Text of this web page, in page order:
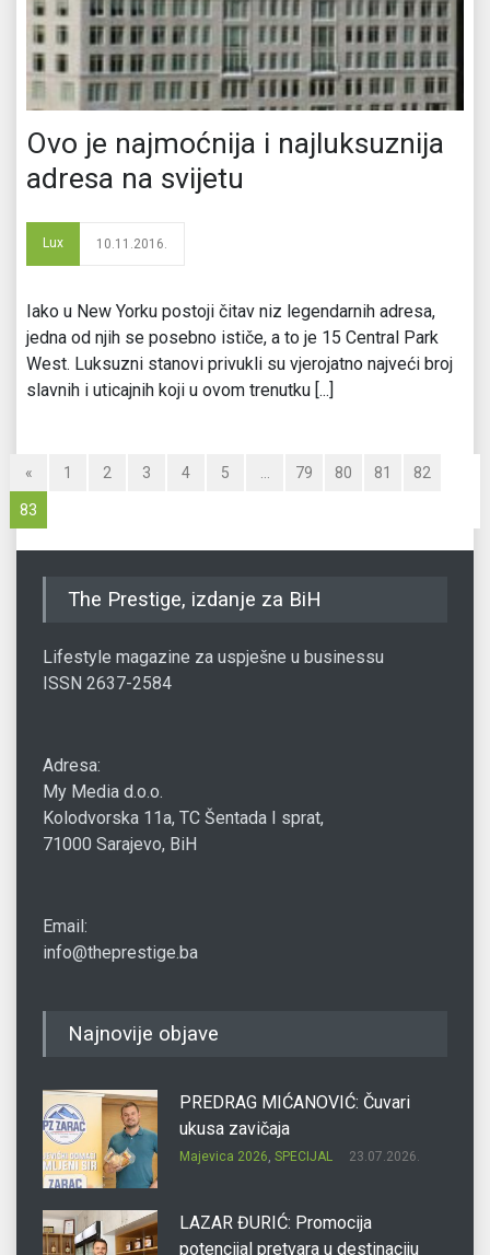
Ovo je najmoćnija i najluksuznija
adresa na svijetu
Lux 10.11.2016.
Iako u New Yorku postoji čitav niz legendarnih adresa,
jedna od njih se posebno ističe, a to je 15 Central Park
West. Luksuzni stanovi privukli su vjerojatno najveći broj
slavnih i uticajnih koji u ovom trenutku [...]
« 1 2 3 4 5 79 80 81 82
83
The Prestige, izdanje za BiH
Lifestyle magazine za uspješne u businessu
ISSN 2637-2584
Adresa:
My Media d.o.o.
Kolodvorska 11a, TC Šentada I sprat,
71000 Sarajevo, BiH
Email:
info@theprestige.ba
Najnovije objave
PREDRAG MIĆANOVIĆ: Čuvari
ukusa zavičaja
Majevica 2026, SPECIJAL 23.07.2026.
LAZAR ĐURIĆ: Promocija
potencijal pretvara u destinaciju